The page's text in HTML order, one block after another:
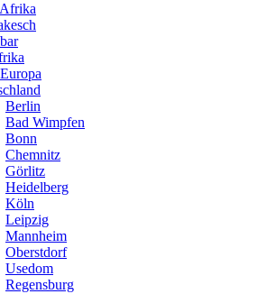
Berlin
Bad Wimpfen
Bonn
Chemnitz
Görlitz
Heidelberg
Köln
Leipzig
Mannheim
Oberstdorf
Usedom
Regensburg